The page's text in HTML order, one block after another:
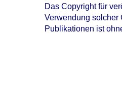
Das Copyright für
Verwendung solcher
Publikationen ist